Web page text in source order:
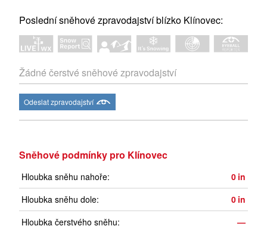
Poslední sněhové zpravodajství blízko Klínovec:
Žádné čerstvé sněhové zpravodajství
Odeslat zpravodajství
Sněhové podmínky pro Klínovec
Hloubka sněhu nahoře: 0 in
Hloubka sněhu dole:
0 in
Hloubka čerstvého sněhu:
—